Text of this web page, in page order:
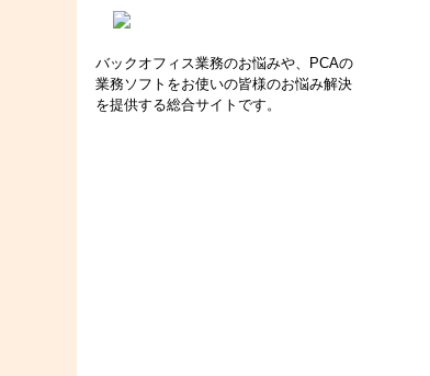
バックオフィス業務のお悩みや、PCAの
業務ソフトをお使いの皆様のお悩み解決
を提供する総合サイトです。